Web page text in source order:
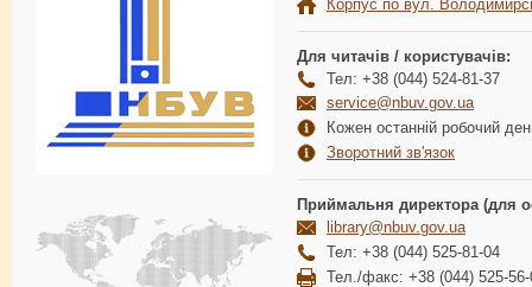
Корпус по вул.
Для читачів / користувачів:
Тел: +38 (044) 524-81-37
service@nbuv.gov.ua
Кожен останній робочий
Зворотний зв'язок
Приймальня директора (для
library@nbuv.gov.ua
Тел: +38 (044) 525-81-04
Тел./факс: +38 (044) 525-56-